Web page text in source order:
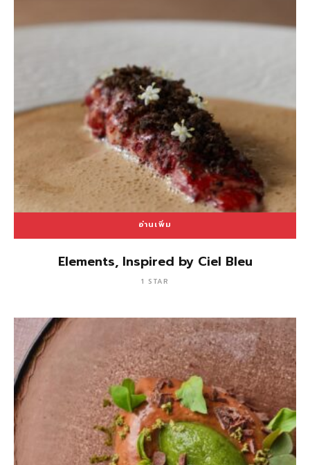
อ่านเพิ่ม
Elements, Inspired by Ciel Bleu
1 STAR